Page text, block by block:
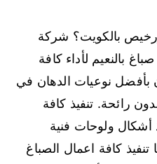
بالكويت؟ شركة
بالنعيم لأداء كافة
بأفضل نوعيات الدهان في
رائحة. تنفيذ كافة
أشكال ولوحات فنية
تنفيذ كافة اعمال الصباغ